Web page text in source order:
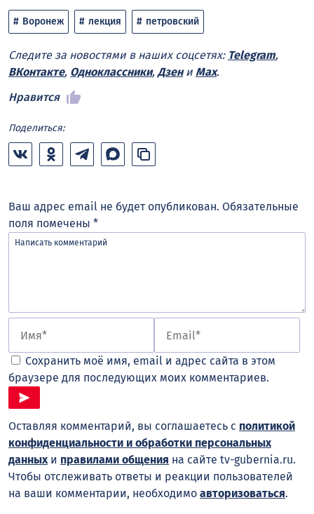
Воронеж лекция петровский
Следите за новостями в наших соцсетях: Telegram,
ВКонтакте, Одноклассники, Дзени Max.
Нравится
Поделиться:
Ваш адрес email не будет опубликован. Обязательные
поля помечены *
Сохранить моё имя, email и адрес сайта в этом
браузере для последующих моих комментариев.
Оставляя комментарий, вы соглашаетесь с политикой
конфиденциальности и обработки персональных
данныхи правилами общения на сайте tv-gubernia.ru.
Чтобы отслеживать ответы и реакции пользователей
на ваши комментарии, необходимо авторизоваться.